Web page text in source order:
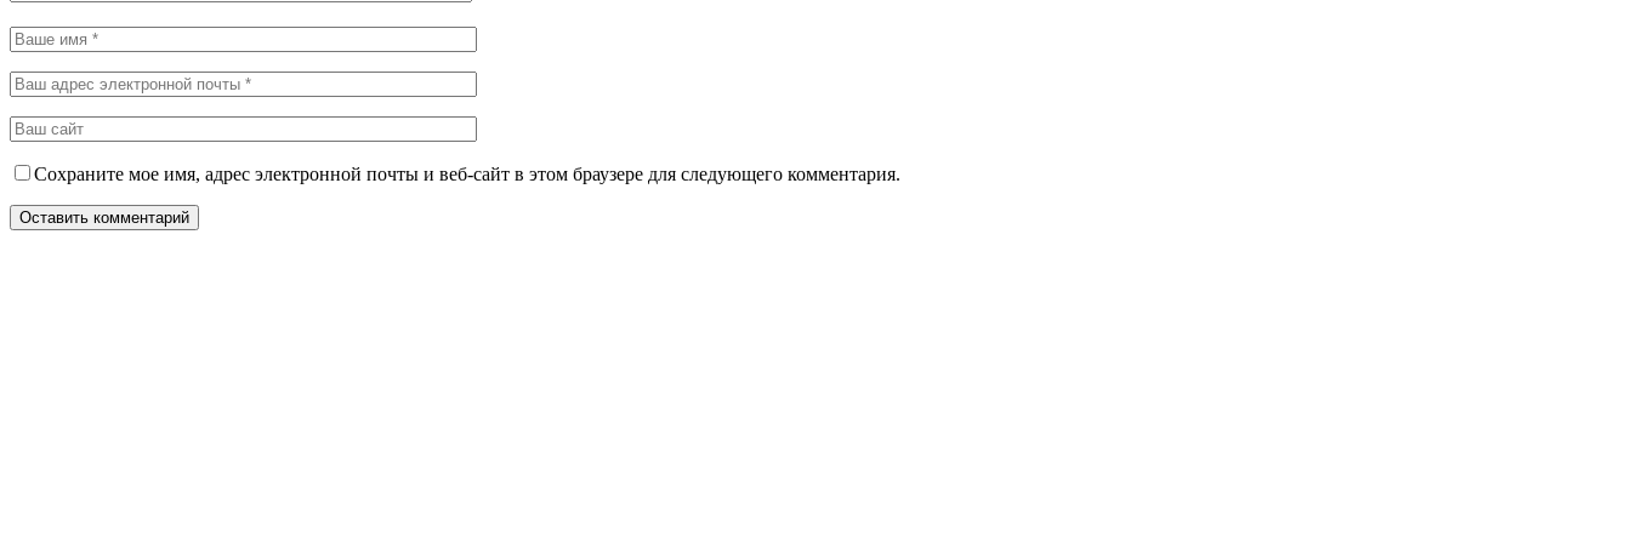
Сохраните мое имя, адрес электронной почты и веб-сайт в этом браузере для следующего комментария.